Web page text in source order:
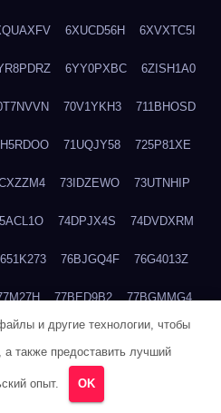
6XUCD56H 6XVXTC5I
6YY0PXBC 6ZISH1A0
70V1YKH3 711BHOSD
71UQJY58 725P81XE
73IDZEWO 73UTNHIP
74DPJX4S 74DVDXRM
76BJGQ4F 76G4013Z
77BED9B2 77BGMMG4
78Q29S80
и другие технологии, чтобы
а также предоставить лучший
опыт. OK